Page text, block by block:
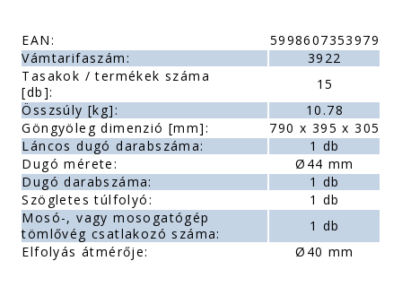
EAN:
5998607353979
Vámtarifaszám:
3922
Tasakok / termékek száma
[db]:
15
Összsúly [kg]:
10.78
Göngyöleg dimenzió [mm]:
790 x 395 x 305
Láncos dugó darabszáma:
1 db
Dugó mérete:
Ø44 mm
Dugó darabszáma:
1 db
Szögletes túlfolyó:
1 db
Mosó-, vagy mosogatógép
tömlővég csatlakozó száma:
1 db
Elfolyás átmérője:
Ø40 mm